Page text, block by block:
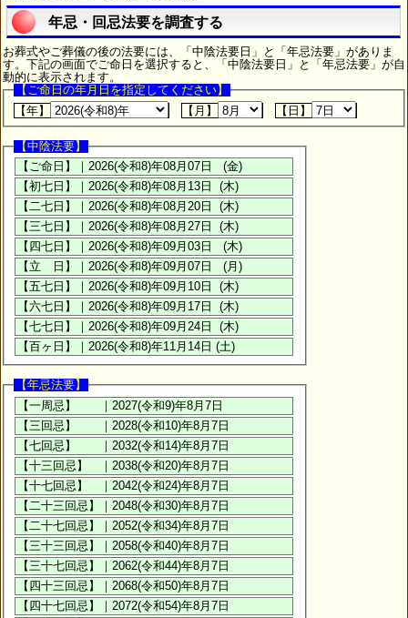
年忌・回忌法要を調査する
お葬式やご葬儀の後の法要には、「中陰法要日」と「年忌法要」がありま
す。下記の画面でご命日を選択すると、「中陰法要日」と「年忌法要」が自
動的に表示されます。
【ご命日の年月日を指定してください】
【年】
【月】 【日】
【中陰法要】
【年忌法要】